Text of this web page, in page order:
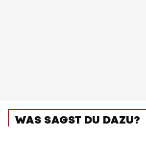
WAS SAGST DU DAZU?